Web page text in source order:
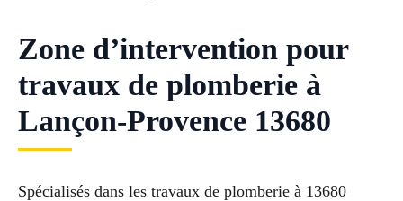
Zone d’intervention pour
travaux de plomberie à
Lançon-Provence 13680
Spécialisés dans les travaux de plomberie à 13680